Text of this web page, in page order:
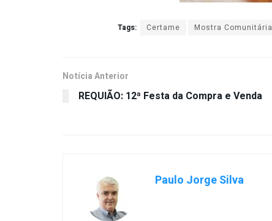
Tags: Certame Mostra Comunitária
Notícia Anterior
REQUIÃO: 12ª Festa da Compra e Venda
Paulo Jorge Silva